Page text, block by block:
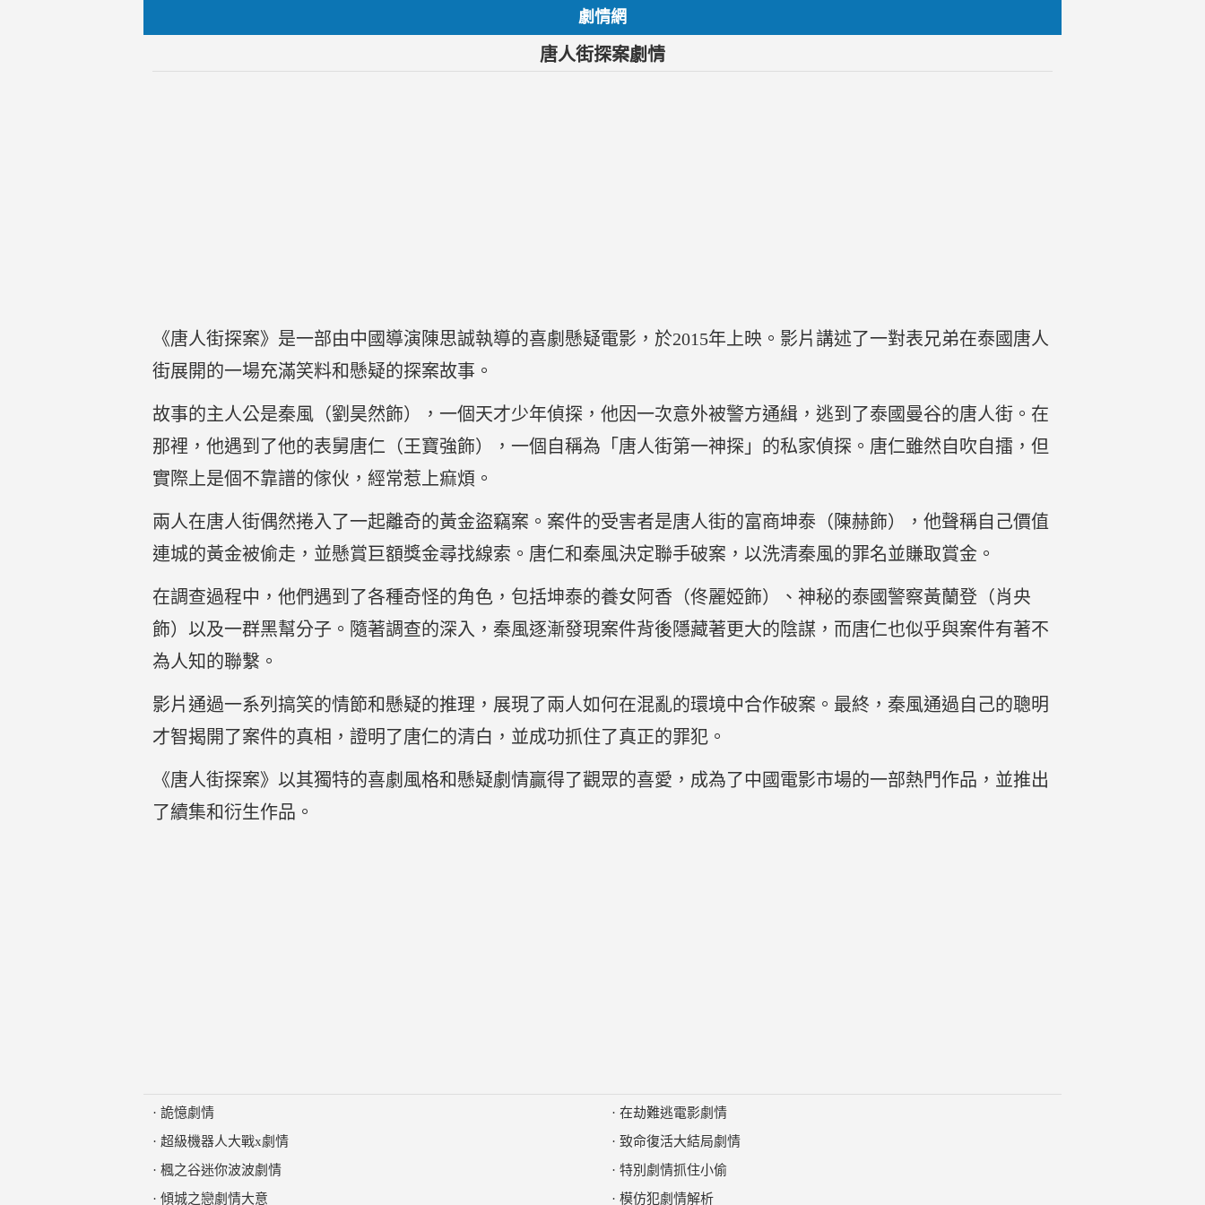
劇情網
唐人街探案劇情
《唐人街探案》是一部由中國導演陳思誠執導的喜劇懸疑電影，於2015年上映。影片講述了一對表兄弟在泰國唐人
街展開的一場充滿笑料和懸疑的探案故事。
故事的主人公是秦風（劉昊然飾），一個天才少年偵探，他因一次意外被警方通緝，逃到了泰國曼谷的唐人街。在
那裡，他遇到了他的表舅唐仁（王寶強飾），一個自稱為「唐人街第一神探」的私家偵探。唐仁雖然自吹自擂，但
實際上是個不靠譜的傢伙，經常惹上痲煩。
兩人在唐人街偶然捲入了一起離奇的黃金盜竊案。案件的受害者是唐人街的富商坤泰（陳赫飾），他聲稱自己價值
連城的黃金被偷走，並懸賞巨額獎金尋找線索。唐仁和秦風決定聯手破案，以洗清秦風的罪名並賺取賞金。
在調查過程中，他們遇到了各種奇怪的角色，包括坤泰的養女阿香（佟麗婭飾）、神秘的泰國警察黃蘭登（肖央
飾）以及一群黑幫分子。隨著調查的深入，秦風逐漸發現案件背後隱藏著更大的陰謀，而唐仁也似乎與案件有著不
為人知的聯繫。
影片通過一系列搞笑的情節和懸疑的推理，展現了兩人如何在混亂的環境中合作破案。最終，秦風通過自己的聰明
才智揭開了案件的真相，證明了唐仁的清白，並成功抓住了真正的罪犯。
《唐人街探案》以其獨特的喜劇風格和懸疑劇情贏得了觀眾的喜愛，成為了中國電影市場的一部熱門作品，並推出
了續集和衍生作品。
· 詭憶劇情
· 超級機器人大戰x劇情
· 楓之谷迷你波波劇情
· 傾城之戀劇情大意
· 在劫難逃電影劇情
· 致命復活大結局劇情
· 特別劇情抓住小偷
· 模仿犯劇情解析